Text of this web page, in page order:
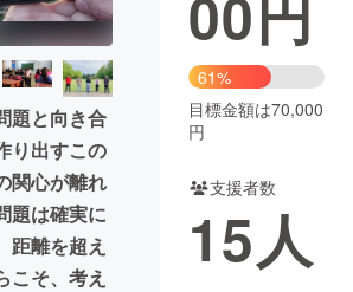
・起業 チャレンジ
・地域活性化
Social Good
CAMPFIRE Creation
るさと納税machi-ya コミュニティ
題と向き合
り出すこの
関心が離れ
題は確実に
距離を超え
こそ、考え
61%
目標金額は70,000
円
支援者数
15人